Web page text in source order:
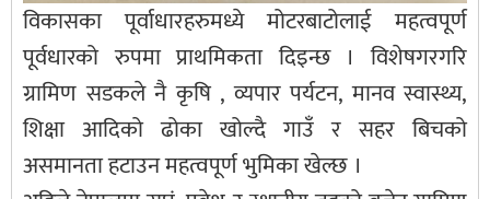
विकासका पूर्वाधारहरुमध्ये मोटरबाटोलाई महत्वपूर्ण
पूर्वधारको रुपमा प्राथमिकता दिइन्छ । विशेषगरगरि
ग्रामिण सडकले नै कृषि , व्यपार पर्यटन, मानव स्वास्थ्य,
शिक्षा आदिको ढोका खोल्दै गाउँ र सहर बिचको
असमानता हटाउन महत्वपूर्ण भुमिका खेल्छ ।